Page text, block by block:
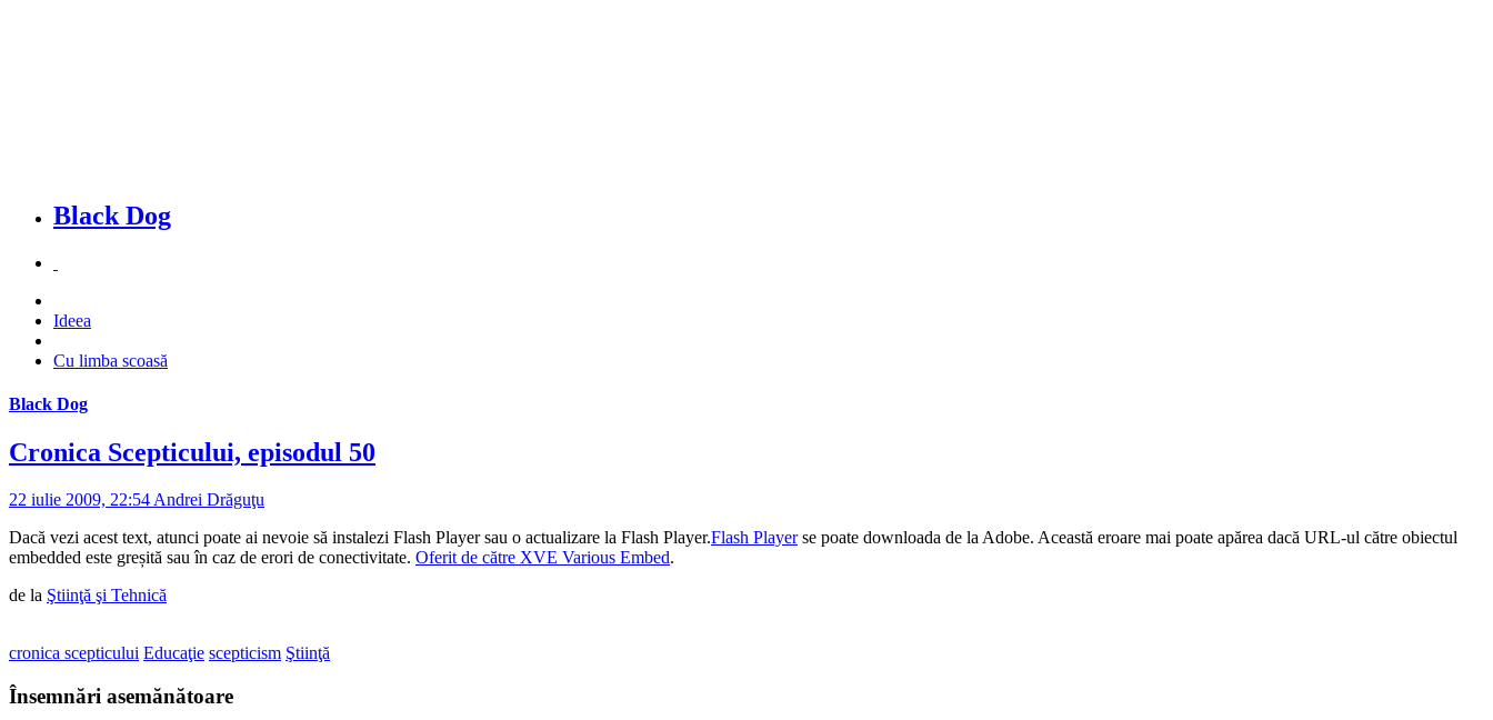
Black Dog
Ideea
Cu limba scoasă
Black Dog
Cronica Scepticului, episodul 50
22 iulie 2009, 22:54 Andrei Drăguţu
Dacă vezi acest text, atunci poate ai nevoie să instalezi Flash Player sau o actualizare la Flash Player.Flash Playerse poate downloada de la Adobe. Această eroare mai poate apărea dacă URL-ul către obiectul
embedded este greșită sau în caz de erori de conectivitate. Oferit de către XVE Various Embed.
de la Ştiinţă şi Tehnică
cronica scepticului Educaţie scepticism Ştiinţă
Însemnări asemănătoare